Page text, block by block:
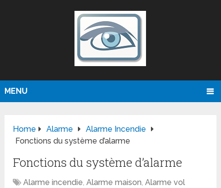
MENU
Home Alarme
Alarme Incendie
Fonctions du système d’alarme
Fonctions du système d’alarme
Alarme incendie,Alarme maison,Alarme vol